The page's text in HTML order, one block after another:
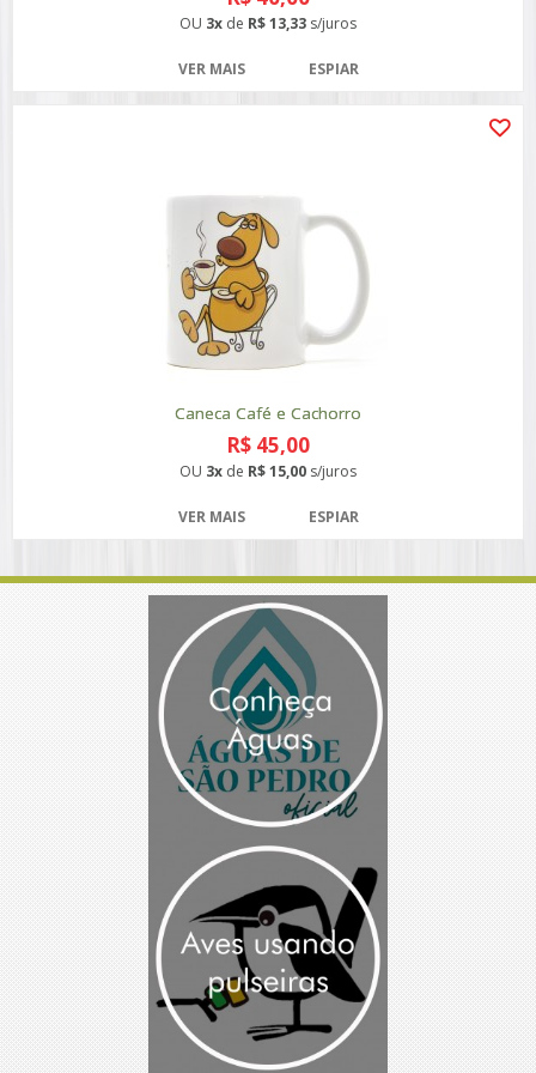
OU 3x de R$ 13,33 s/juros
VER MAIS ESPIAR
Caneca Café e Cachorro
R$ 45,00
OU 3x de R$ 15,00 s/juros
VER MAIS ESPIAR